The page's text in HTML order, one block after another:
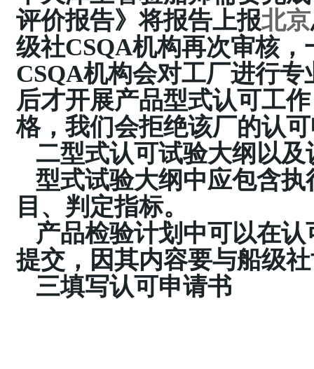
评价报告》将报告上报北京
级社CSQA机构再次审核
CSQA机构会对工厂进行
后才开展产品型式认可工
格，我们会拒绝该厂的认
二型式认可试验大纲以
型式试验大纲中应包含
目、判定指标。
产品检验计划中可以在
提交，因其内容要与船级
三填写认可申请书